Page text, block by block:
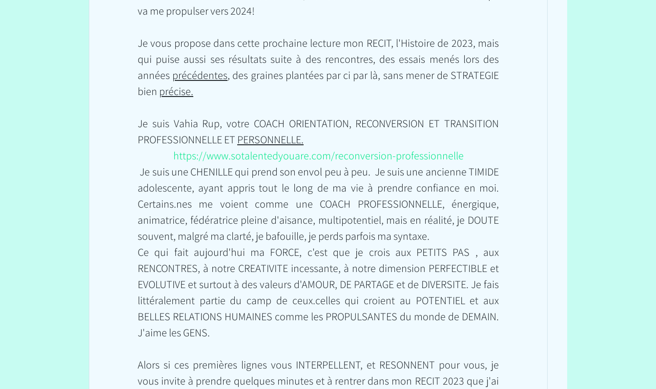
va me propulser vers 2024!
Je vous propose dans cette prochaine lecture mon RECIT, l'Histoire de 2023, mais
qui puise aussi ses résultats suite à des rencontres, des essais menés lors des
années précédentes, des graines plantées par ci par là, sans mener de STRATEGIE
bien précise.
Je suis Vahia Rup, votre COACH ORIENTATION, RECONVERSION ET TRANSITION
PROFESSIONNELLE ET PERSONNELLE.
https://www.sotalentedyouare.com/reconversion-professionnelle
adolescente, ayant appris tout le long de ma vie à prendre confiance en moi.
Certains.nes me voient comme une COACH PROFESSIONNELLE, énergique,
animatrice, fédératrice pleine d'aisance, multipotentiel, mais en réalité, je DOUTE
souvent, malgré ma clarté, je bafouille, je perds parfois ma syntaxe.
Ce qui fait aujourd'hui ma FORCE, c'est que je crois aux PETITS PAS , aux
RENCONTRES, à notre CREATIVITE incessante, à notre dimension PERFECTIBLE et
EVOLUTIVE et surtout à des valeurs d'AMOUR, DE PARTAGE et de DIVERSITE. Je fais
littéralement partie du camp de ceux.celles qui croient au POTENTIEL et aux
BELLES RELATIONS HUMAINES comme les PROPULSANTES du monde de DEMAIN.
J'aime les GENS.
Alors si ces premières lignes vous INTERPELLENT, et RESONNENT pour vous, je
vous invite à prendre quelques minutes et à rentrer dans mon RECIT 2023 que j'ai